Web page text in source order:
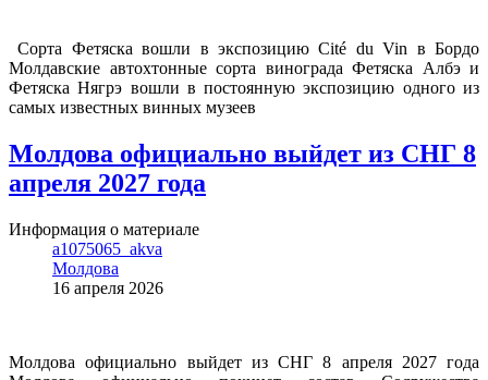
Сорта Фетяска вошли в экспозицию Cité du Vin в Бордо
Молдавские автохтонные сорта винограда Фетяска Албэ и
Фетяска Нягрэ вошли в постоянную экспозицию одного из
самых известных винных музеев
Молдова официально выйдет из СНГ 8
апреля 2027 года
Информация о материале
a1075065_akva
Молдова
16 апреля 2026
Молдова официально выйдет из СНГ 8 апреля 2027 года